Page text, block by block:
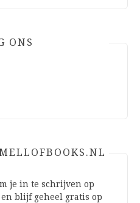
ONS
je in te schrijven op
blijf geheel gratis op